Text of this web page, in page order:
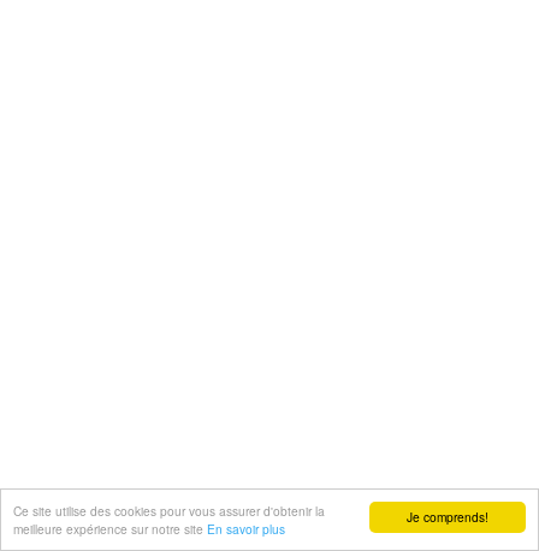
Je comprends!
Ce site utilise des cookies pour vous assurer d'obtenir la
meilleure expérience sur notre site En savoir plus